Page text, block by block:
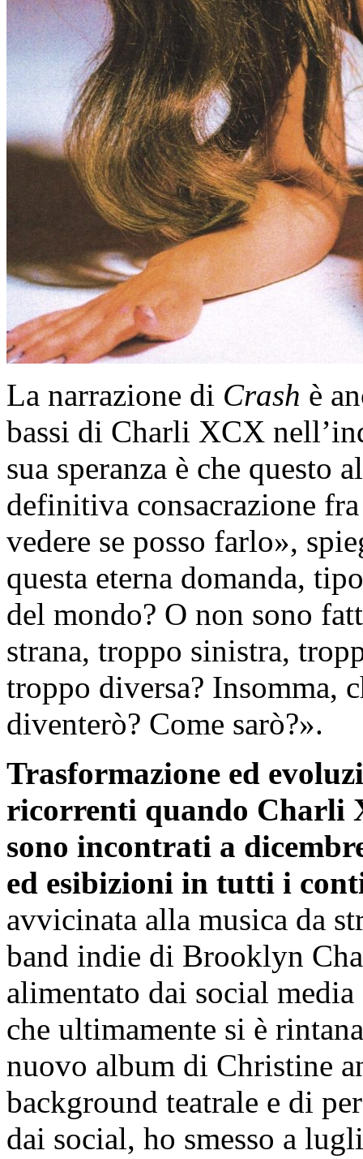
La narrazione di Crash è
bassi di Charli XCX
sua speranza è che questo
definitiva consacrazione
vedere se posso farlo»,
questa eterna domanda,
del mondo? O non sono
strana, troppo sinistra,
troppo diversa? Insomma,
diventerò? Come sarò?».
Trasformazione ed
ricorrenti quando Charli
sono incontrati a
ed esibizioni in tutti i
avvicinata alla musica da
band indie di Brooklyn
alimentato dai social
che ultimamente si è
nuovo album di Christine
background teatrale e di
dai social, ho smesso a